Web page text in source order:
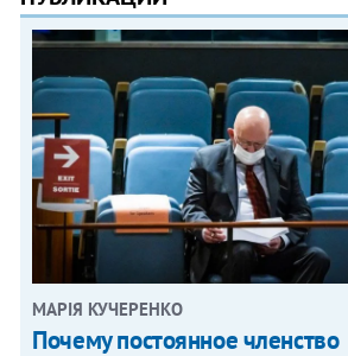
МАРІЯ КУЧЕРЕНКО
​Почему постоянное членство